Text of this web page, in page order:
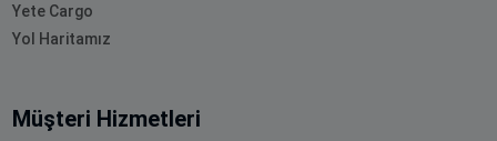
Yete Cargo
Yol Haritamız
Müşteri Hizmetleri